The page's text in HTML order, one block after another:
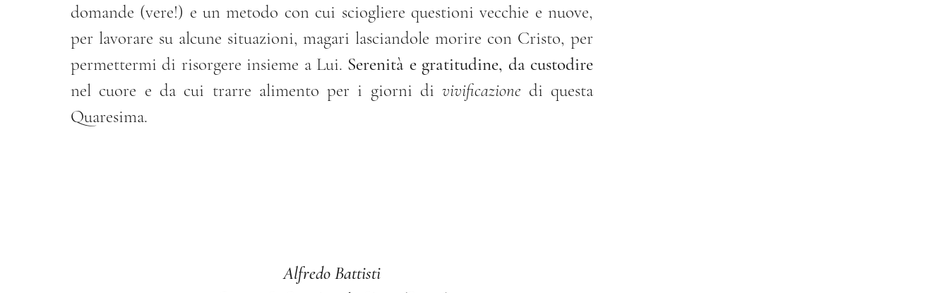
domande (vere!) e un metodo con cui sciogliere questioni vecchie e nuove,
per lavorare su alcune situazioni, magari lasciandole morire con Cristo, per
permettermi di risorgere insieme a Lui.
nel cuore e da cui trarre alimento per i giorni di vivificazione di questa
Quaresima.
Alfredo Battisti